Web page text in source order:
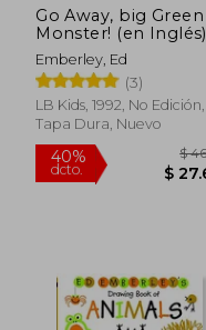
Go Away, big Green
Monster! (en Inglés)
Emberley, Ed
(3)
LB Kids, 1992, No Edición,
Tapa Dura, Nuevo